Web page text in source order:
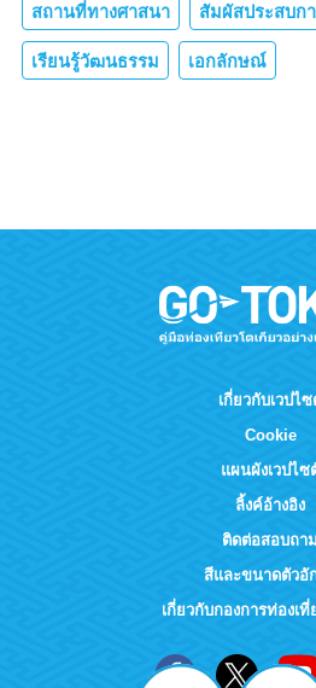
สถานที่ทางศาสนา สัมผัสประสบก
เรียนรู้วัฒนธรรม เอกลักษณ์
เกี่ยวกับเวปไ
Cookie
แผนผังเวปไซ
ลิ้งค์อ้างอิง
ติดต่อสอบถาม
สีและขนาดตัวอั
เกี่ยวกับกองการท่องเที่